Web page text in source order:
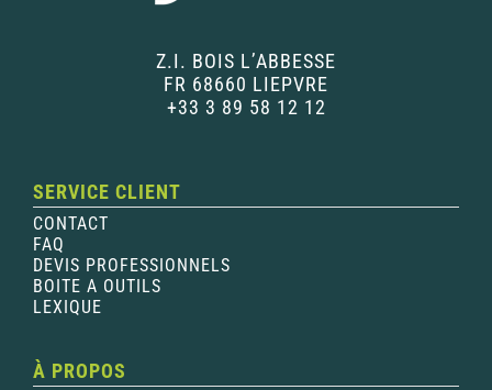
Z.I. BOIS L’ABBESSE
FR 68660 LIEPVRE
+33 3 89 58 12 12
SERVICE CLIENT
CONTACT
FAQ
DEVIS PROFESSIONNELS
BOITE A OUTILS
LEXIQUE
À PROPOS